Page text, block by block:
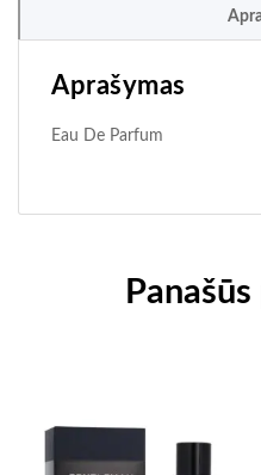
Aprašymas
Eau De Parfum